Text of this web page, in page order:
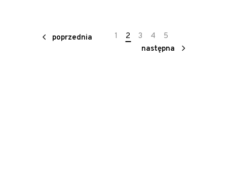
poprzednia 1 2 3 4
5
następna